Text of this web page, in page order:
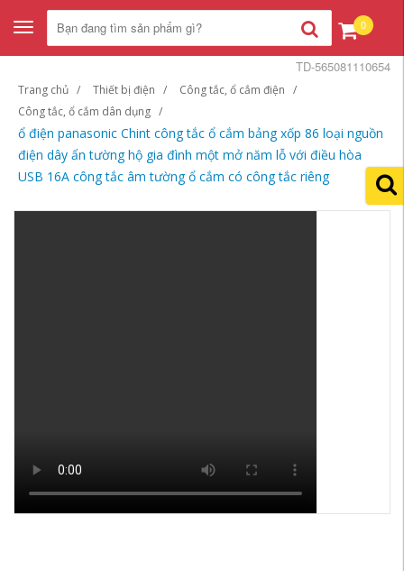
Toggle
navigation
0
Trang chủ Thiết bị điện
Công tắc, ổ cắm điện
Công tắc, ổ cắm dân dụng
ổ điện panasonic Chint công tắc ổ cắm bảng xốp 86 loại nguồn
điện dây ẩn tường hộ gia đình một mở năm lỗ với điều hòa
USB 16A công tắc âm tường ổ cắm có công tắc riêng
TD-565081110654